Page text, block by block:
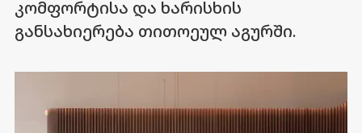
კომფორტისა და ხარისხის
განსახიერება თითოეულ აგურში.